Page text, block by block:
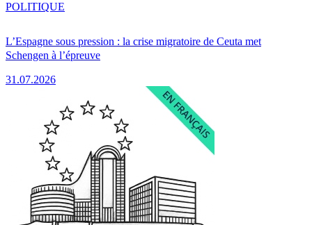
L’Espagne sous pression : la crise migratoire de Ceuta met
Schengen à l’épreuve
31.07.2026
POLITIQUE